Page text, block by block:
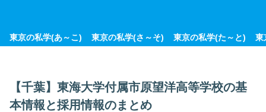
東京の私学(あ～こ) 東京の私学(さ～そ) 東京の私学(た～と) 東
【千葉】東海大学付属市原望洋高等学校の基
本情報と採用情報のまとめ